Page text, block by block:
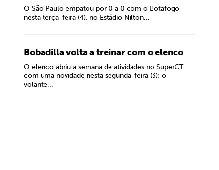
O São Paulo empatou por 0 a 0 com o Botafogo
nesta terça-feira (4), no Estádio Nilton...
Bobadilla volta a treinar com o elenco
O elenco abriu a semana de atividades no SuperCT
com uma novidade nesta segunda-feira (3): o
volante...